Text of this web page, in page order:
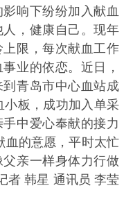
响下纷纷加入献血
，健康自己。现年
限，每次献血工作
业的依恋。近日，
青岛市中心血站成
小板，成功加入单采
中爱心奉献的接力
血的意愿，平时太忙
亲一样身体力行做
者 韩星 通讯员 李莹